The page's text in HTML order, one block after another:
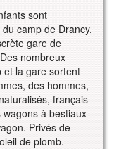
sont
camp de Drancy.
gare de
nombreux
et la gare sortent
des hommes,
français
à bestiaux
Privés de
de plomb.